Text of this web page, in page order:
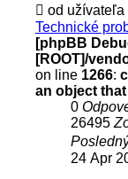
od užívateľa
Technické
[phpBB
[ROOT]/
on line 1266:
an object
0
26495
24 Apr